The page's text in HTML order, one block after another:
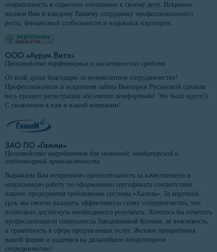
оперативность и серьезное отношение к своему делу. Искренне
желаем Вам и каждому Вашему сотруднику профессионального
роста, финансовой стабильности и надежных партнеров.
ООО «Аурум Витэ»
Производство парфюмерных и косметических средств
От всей души благодарю за великолепное сотрудничество!
Профессионализм и искренняя забота Виктории Русиновой сделали
весь процесс регистрации абсолютно комфортным! Это было круто!)
С уважением к вам и вашей компании!
ЗАО ПО «Гамми»
Производство ингредиентов для молочной, кондитерской и
хлебопекарной промышленности
Выражаем Вам искреннюю признательность за качественную и
оперативную работу по оформлению сертификата соответствия
нашего предприятия требованиям системы «Халяль». За короткий
срок мы смогли наладить эффективную схему сотрудничества, что
позволило достигнуть необходимого результата. Хотелось бы отметить
профессионализм специалиста Заводчиковой Ксении, ее вежливость
и грамотность в сфере предлагаемых услуг. Желаем процветания
вашей фирме и надеемся на дальнейшее плодотворное
сотрудничество!